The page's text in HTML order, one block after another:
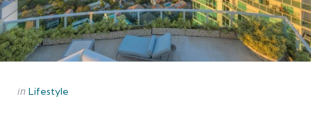
Categories
Posted
in Lifestyle